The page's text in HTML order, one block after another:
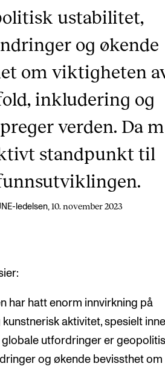
ustabilitet,
og økende
om viktigheten
inkludering og
verden. Da
standpunkt til
ledelsen, 10. november 2023
har hatt enorm innvirkning på
aktivitet, spesielt
globale utfordringer er
og økende bevissthet om